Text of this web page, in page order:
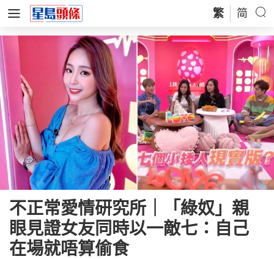
繁 简
不正常愛情研究所｜「綠奴」親
眼見證女友同時以一敵七：自己
在場就唔算偷食